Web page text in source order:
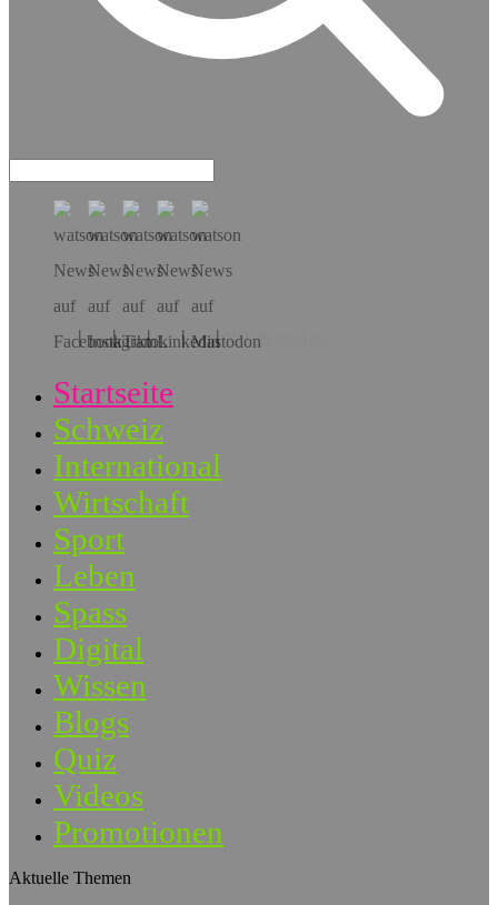
Hol dir die App!
Startseite
Schweiz
International
Wirtschaft
Sport
Leben
Spass
Digital
Wissen
Blogs
Quiz
Videos
Promotionen
Aktuelle Themen